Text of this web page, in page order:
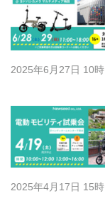
2025年6月27日 10時
2025年4月17日 15時